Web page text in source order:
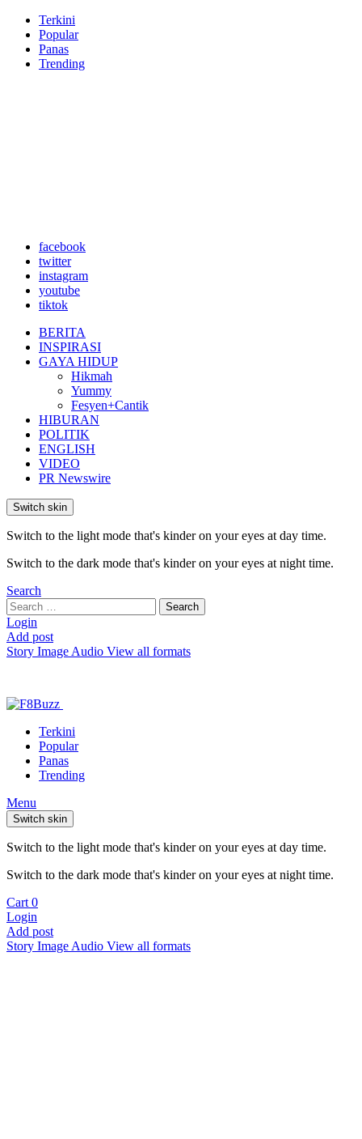
Terkini
Popular
Panas
Trending
facebook
twitter
instagram
youtube
tiktok
BERITA
INSPIRASI
GAYA HIDUP
Hikmah
Yummy
Fesyen+Cantik
HIBURAN
POLITIK
ENGLISH
VIDEO
PR Newswire
Switch skin
Switch to the light mode that's kinder on your eyes at day time.
Switch to the dark mode that's kinder on your eyes at night time.
Search
Search
for:
Search
Login
Add post
Story Image Audio View all formats
Terkini
Popular
Panas
Trending
Menu
Switch skin
Switch to the light mode that's kinder on your eyes at day time.
Switch to the dark mode that's kinder on your eyes at night time.
Cart 0
Login
Add post
Story Image Audio View all formats